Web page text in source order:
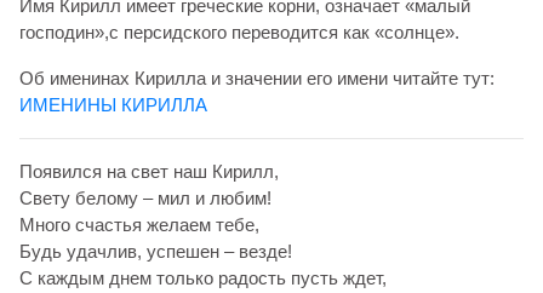
Имя Кирилл имеет греческие корни, означает «малый
господин»,с персидского переводится как «солнце».
Об именинах Кирилла и значении его имени читайте тут:
ИМЕНИНЫ КИРИЛЛА
Появился на свет наш Кирилл,
Свету белому – мил и любим!
Много счастья желаем тебе,
Будь удачлив, успешен – везде!
С каждым днем только радость пусть ждет,